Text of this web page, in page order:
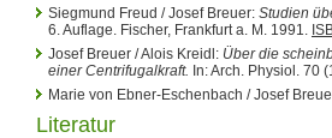
Siegmund Freud / Josef Breuer: Studien
6. Auflage. Fischer, Frankfurt a. M. 1991.
Josef Breuer / Alois Kreidl: Über die
einer Centrifugalkraft. In: Arch. Physiol. 70
Marie von Ebner-Eschenbach / Josef
Literatur